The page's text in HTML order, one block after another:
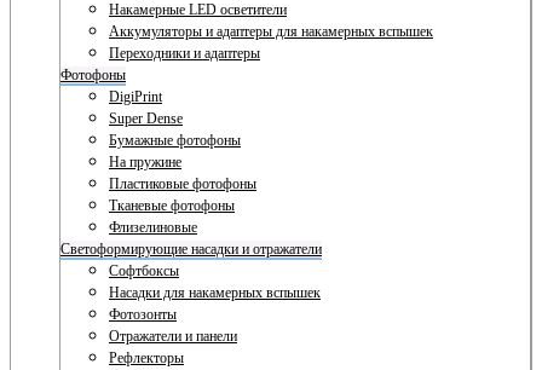
Накамерные LED осветители
Аккумуляторы и адаптеры для накамерных вспышек
Переходники и адаптеры
Фотофоны
DigiPrint
Super Dense
Бумажные фотофоны
На пружине
Пластиковые фотофоны
Тканевые фотофоны
Флизелиновые
Светоформирующие насадки и отражатели
Софтбоксы
Насадки для накамерных вспышек
Фотозонты
Отражатели и панели
Рефлекторы